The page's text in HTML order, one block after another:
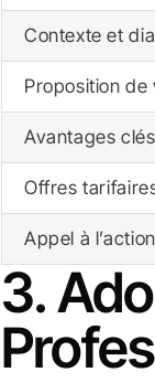
Contexte et
Proposition de
Avantages clés
Offres
Appel à l’action
3.